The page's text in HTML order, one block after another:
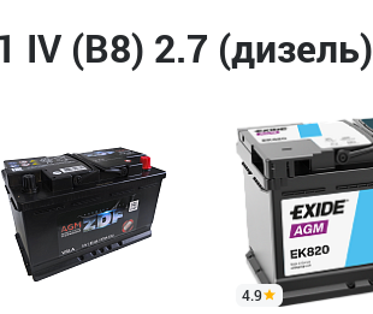
(B8) 2.7 (дизель)
4.9